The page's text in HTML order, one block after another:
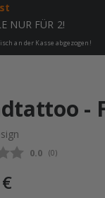
NUR FÜR 2!
an der Kasse abgezogen!
Versand
-
0.0 (abgegebene
0)